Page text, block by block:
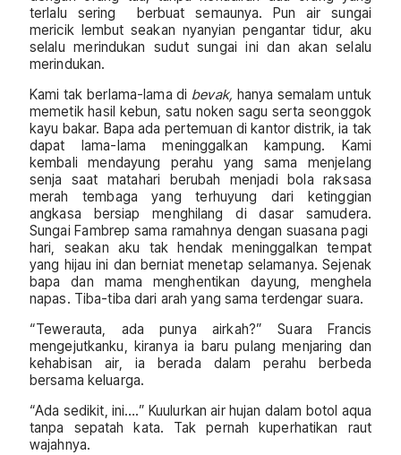
terlalu sering berbuat semaunya. Pun air sungai
mericik lembut seakan nyanyian pengantar tidur, aku
selalu merindukan sudut sungai ini dan akan selalu
merindukan.
Kami tak berlama-lama di bevak, hanya semalam untuk
memetik hasil kebun, satu noken sagu serta seonggok
kayu bakar. Bapa ada pertemuan di kantor distrik, ia tak
dapat lama-lama meninggalkan kampung. Kami
kembali mendayung perahu yang sama menjelang
senja saat matahari berubah menjadi bola raksasa
merah tembaga yang terhuyung dari ketinggian
angkasa bersiap menghilang di dasar samudera.
Sungai Fambrep sama ramahnya dengan suasana pagi
hari, seakan aku tak hendak meninggalkan tempat
yang hijau ini dan berniat menetap selamanya. Sejenak
bapa dan mama menghentikan dayung, menghela
napas. Tiba-tiba dari arah yang sama terdengar suara.
“Tewerauta, ada punya airkah?” Suara Francis
mengejutkanku, kiranya ia baru pulang menjaring dan
kehabisan air, ia berada dalam perahu berbeda
bersama keluarga.
“Ada sedikit, ini….” Kuulurkan air hujan dalam botol aqua
tanpa sepatah kata. Tak pernah kuperhatikan raut
wajahnya.